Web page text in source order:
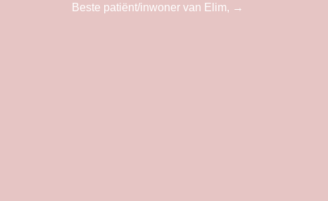
navigatie
Beste patiënt/inwoner van Elim, →